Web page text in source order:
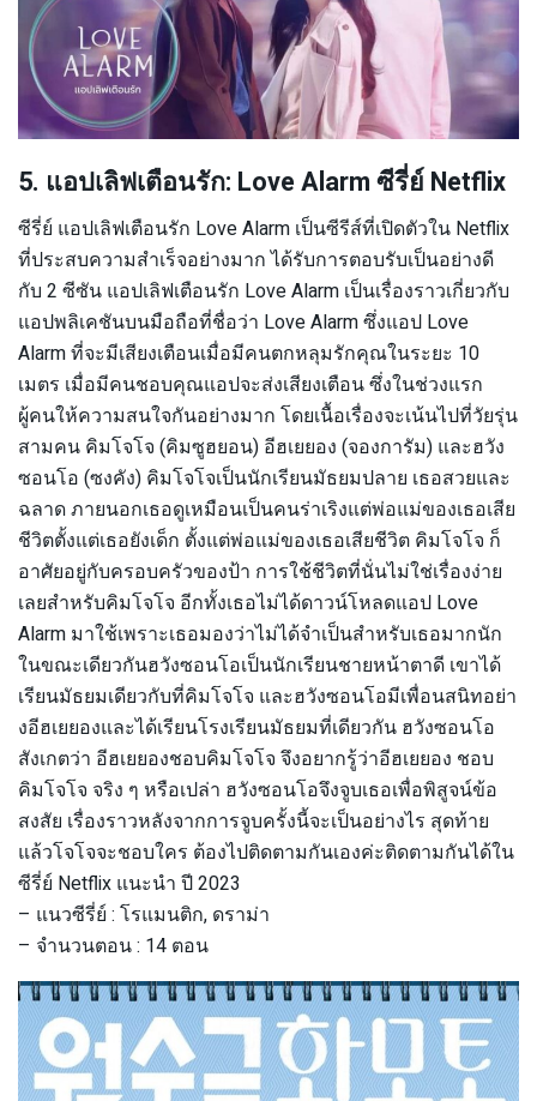
5. แอปเลิฟเตือนรัก: Love Alarm ซีรี่ย์ Netflix
ซีรี่ย์ แอปเลิฟเตือนรัก Love Alarm เป็นซีรีส์ที่เปิดตัวใน Netflix
ที่ประสบความสำเร็จอย่างมาก ได้รับการตอบรับเป็นอย่างดี
กับ 2 ซีซัน แอปเลิฟเตือนรัก Love Alarm เป็นเรื่องราวเกี่ยวกับ
แอปพลิเคชันบนมือถือที่ชื่อว่า Love Alarm ซึ่งแอป Love
Alarm ที่จะมีเสียงเตือนเมื่อมีคนตกหลุมรักคุณในระยะ 10
เมตร เมื่อมีคนชอบคุณแอปจะส่งเสียงเตือน ซึ่งในช่วงแรก
ผู้คนให้ความสนใจกันอย่างมาก โดยเนื้อเรื่องจะเน้นไปที่วัยรุ่น
สามคน คิมโจโจ (คิมซูฮยอน) อีฮเยยอง (จองการัม) และฮวัง
ซอนโอ (ซงคัง) คิมโจโจเป็นนักเรียนมัธยมปลาย เธอสวยและ
ฉลาด ภายนอกเธอดูเหมือนเป็นคนร่าเริงแต่พ่อแม่ของเธอเสีย
ชีวิตตั้งแต่เธอยังเด็ก ตั้งแต่พ่อแม่ของเธอเสียชีวิต คิมโจโจ ก็
อาศัยอยู่กับครอบครัวของป้า การใช้ชีวิตที่นั่นไม่ใช่เรื่องง่าย
เลยสำหรับคิมโจโจ อีกทั้งเธอไม่ได้ดาวน์โหลดแอป Love
Alarm มาใช้เพราะเธอมองว่าไม่ได้จำเป็นสำหรับเธอมากนัก
ในขณะเดียวกันฮวังซอนโอเป็นนักเรียนชายหน้าตาดี เขาได้
เรียนมัธยมเดียวกับที่คิมโจโจ และฮวังซอนโอมีเพื่อนสนิทอย่า
งอีฮเยยองและได้เรียนโรงเรียนมัธยมที่เดียวกัน ฮวังซอนโอ
สังเกตว่า อีฮเยยองชอบคิมโจโจ จึงอยากรู้ว่าอีฮเยยอง ชอบ
คิมโจโจ จริง ๆ หรือเปล่า ฮวังซอนโอจึงจูบเธอเพื่อพิสูจน์ข้อ
สงสัย เรื่องราวหลังจากการจูบครั้งนี้จะเป็นอย่างไร สุดท้าย
แล้วโจโจจะชอบใคร ต้องไปติดตามกันเองค่ะติดตามกันได้ใน
ซีรี่ย์ Netflix แนะนำ ปี 2023
– แนวซีรี่ย์ : โรแมนติก, ดราม่า
– จำนวนตอน : 14 ตอน